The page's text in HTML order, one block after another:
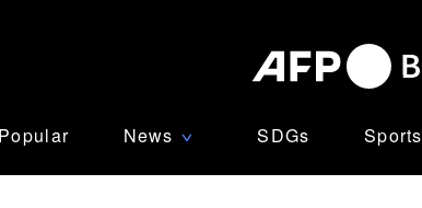
Popular News ∨ SDGs Sports